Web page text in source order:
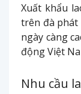
Xuất khẩu
trên đà phát
ngày càng
động Việt
Nhu cầu